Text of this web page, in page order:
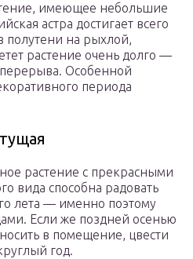
имеющее небольшие
астра достигает всего
полутени на рыхлой,
растение очень долго —
Особенной
периода
растение с прекрасными
вида способна радовать
лета — именно поэтому
Если же поздней осенью
в помещение, цвести
год.